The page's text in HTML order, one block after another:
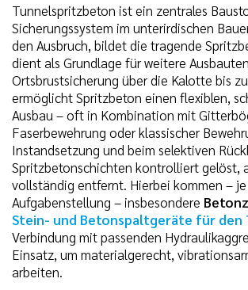
Tunnelspritzbeton ist ein zentrales
Sicherungssystem im unterirdischen
den Ausbruch, bildet die tragende
dient als Grundlage für weitere
Ortsbrustsicherung über die Kalotte bis
ermöglicht Spritzbeton einen flexiblen,
Ausbau – oft in Kombination mit
Faserbewehrung oder klassischer
Instandsetzung und beim selektiven
Spritzbetonschichten kontrolliert gelöst,
vollständig entfernt. Hierbei kommen –
Aufgabenstellung – insbesondere
Stein- und Betonspaltgeräte für den
Verbindung mit passenden
Einsatz, um materialgerecht,
arbeiten.